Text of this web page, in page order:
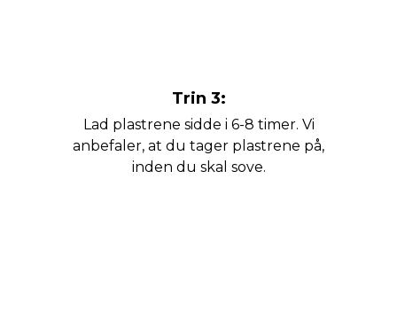
Trin 3:
Lad plastrene sidde i 6-8 timer. Vi
anbefaler, at du tager plastrene på,
inden du skal sove.